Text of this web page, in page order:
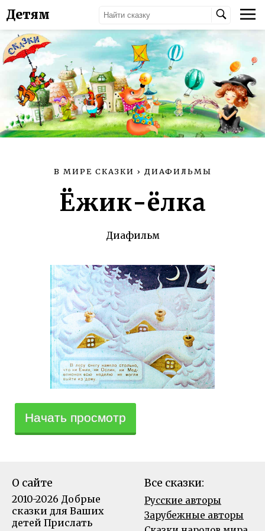
Детям
В МИРЕ СКАЗКИ › ДИАФИЛЬМЫ
Ёжик-ёлка
Диафильм
Начать просмотр
О сайте
2010-2026 Добрые
сказки для Ваших
детей Прислать
Все сказки:
Русские авторы
Зарубежные авторы